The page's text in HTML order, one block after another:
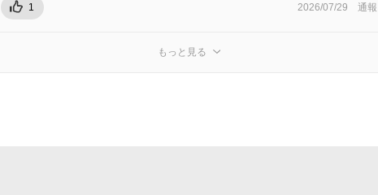
1 2026/07/29 通報
もっと見る